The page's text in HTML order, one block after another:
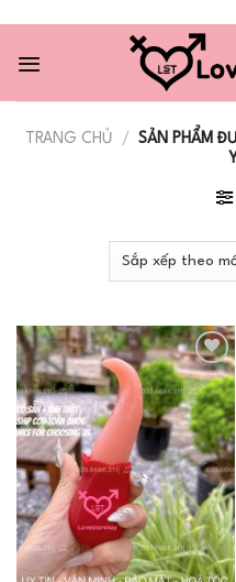
content
TRANG CHỦ /
SẢN PHẨM
Add to
wishlist